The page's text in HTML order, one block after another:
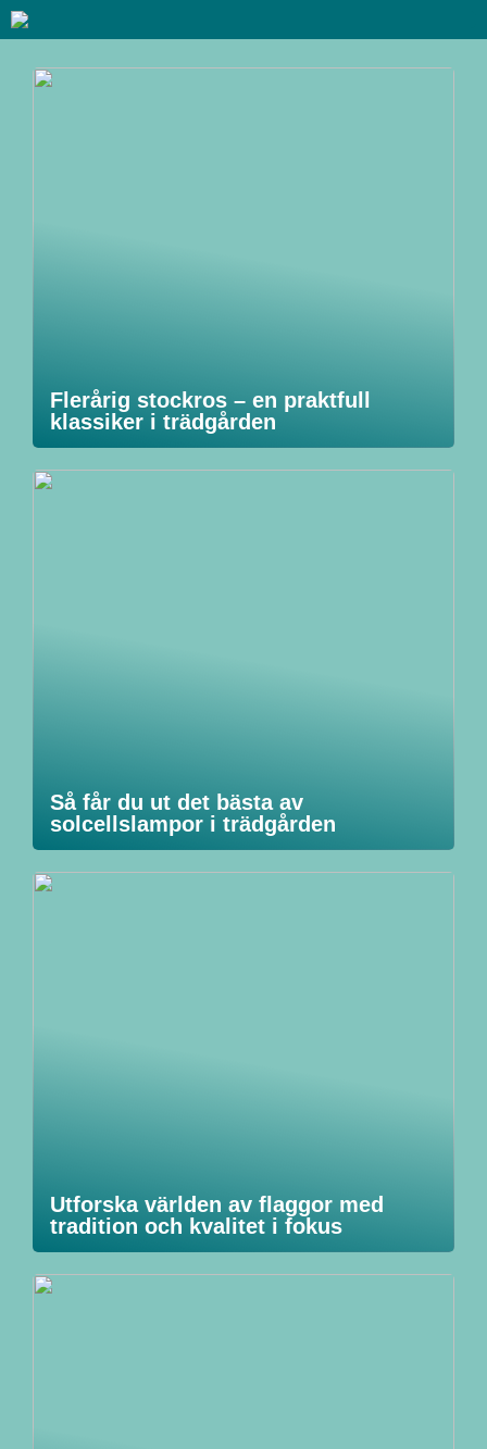
Flerårig stockros – en praktfull
klassiker i trädgården
Så får du ut det bästa av
solcellslampor i trädgården
Utforska världen av flaggor med
tradition och kvalitet i fokus